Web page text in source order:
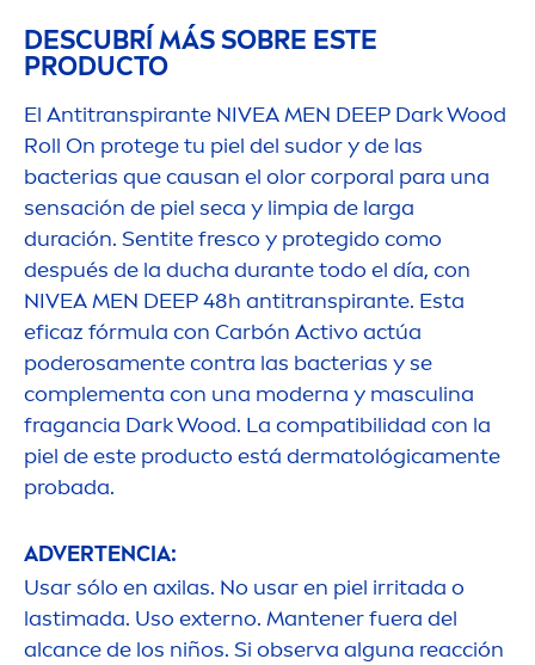
DESCUBRÍ MÁS SOBRE ESTE
PRODUCTO
El Antitranspirante NIVEAMEN DEEP Dark Wood
Roll On protege tu piel del sudor y de las
bacterias que causan el olor corporal para una
sensación de piel seca y limpia de larga
duración. Sentite fresco y protegido como
después de la ducha durante todo el día, con
NIVEAMEN DEEP48h antitranspirante. Esta
eficaz fórmula con Carbón Activo actúa
poderosamente contra las bacterias y se
complementa con una moderna y masculina
fragancia Dark Wood. La compatibilidad con la
piel de este producto está dermatológicamente
probada.
ADVERTENCIA:
Usar sólo en axilas. No usar en piel irritada o
lastimada. Uso externo. Mantener fuera del
alcance de los niños. Si observa alguna reacción